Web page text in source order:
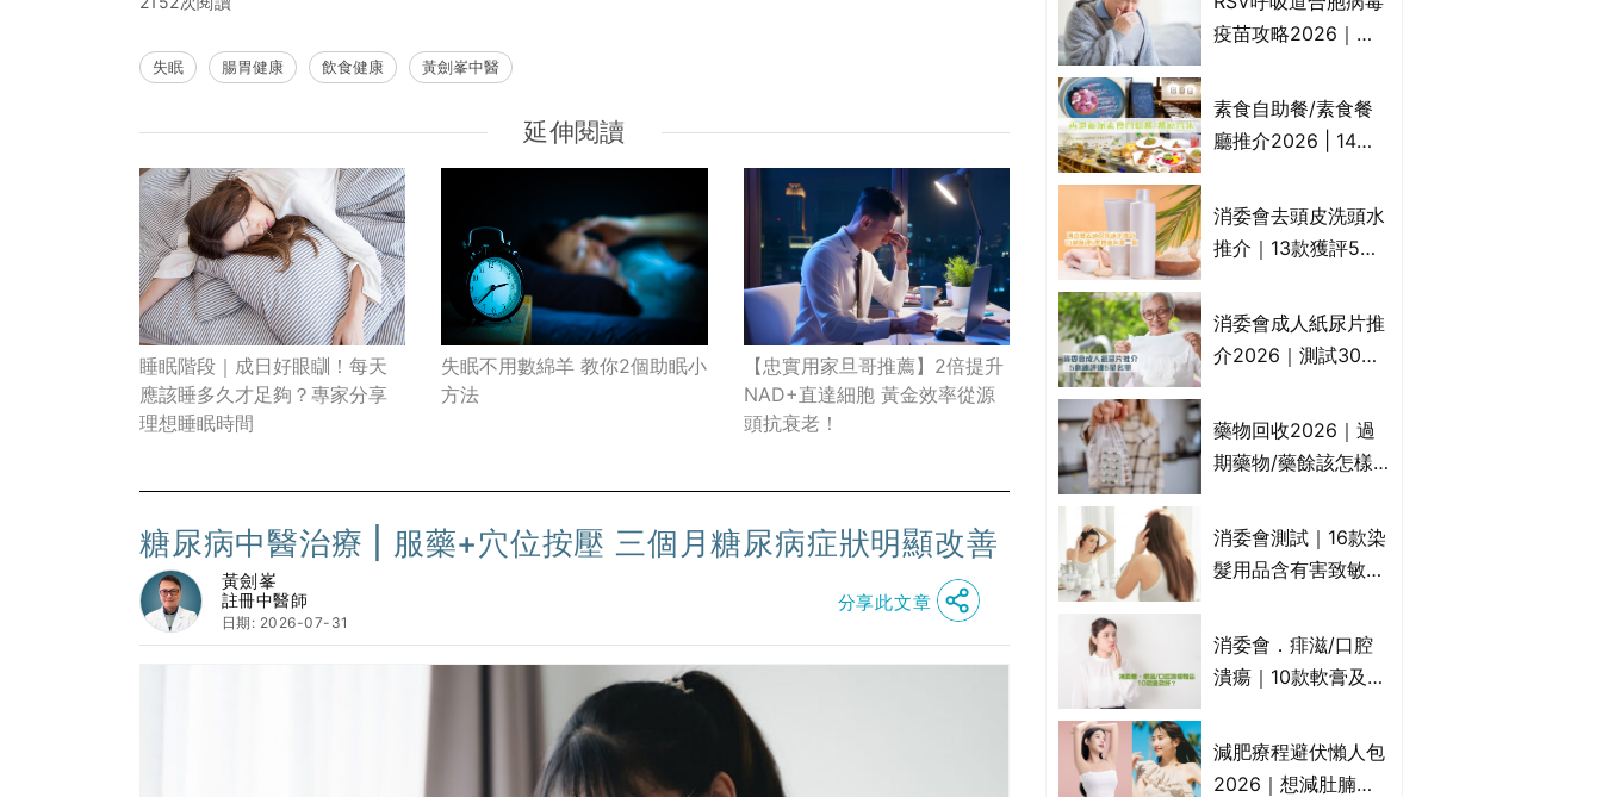
失眠 腸胃健康 飲食健康 黃劍峯中醫
延伸閱讀
睡眠階段｜成日好眼瞓！每天
應該睡多久才足夠？專家分享
理想睡眠時間
失眠不用數綿羊 教你2個助眠小
方法
【忠實用家旦哥推薦】2倍提升
NAD+直達細胞 黃金效率從源
頭抗衰老！
糖尿病中醫治療 | 服藥+穴位按壓 三個月糖尿病症狀明顯改善
黃劍峯
註冊中醫師
日期: 2026-07-31
分享此文章
一文睇
疫苗攻略2026｜
高危？RSV疫苗價錢
比較、打針後反應處
素食自助餐/素食餐
廳推介2026 | 14間
中式/印度/東南亞/港
式/Fusion素食齋菜
消委會去頭皮洗頭水
推介｜13款獲評5星
KLORANE、沙宣、
呂、LUX等上榜｜4
消委會成人紙尿片推
介2026｜測試30款
滲墊防漏表現/回滲/
化學物質檢測等｜5
藥物回收2026｜過
期藥物/藥餘該怎樣
地點一覽｜屈臣氏、
萬寧、首衛、綠領行
消委會測試｜16款染
髮用品含有害致敏物
介!50惠、Return回
本、Furnte、Rerise
消委會．痱滋/口腔
潰瘍｜10款軟膏及啫
屬處方藥物？有哪些
受關注成分？｜必知
減肥療程避伏懶人包
2026｜想減肚腩但